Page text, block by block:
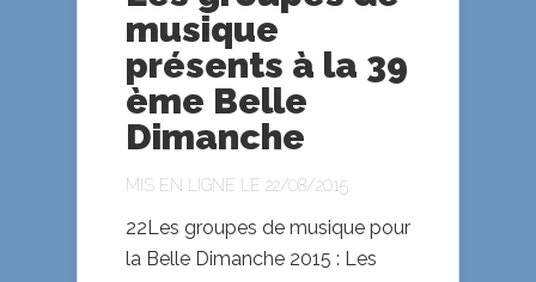
musique
présents à la 39
ème Belle
Dimanche
MIS EN LIGNE LE 22/08/2015
22Les groupes de musique pour
la Belle Dimanche 2015 : Les